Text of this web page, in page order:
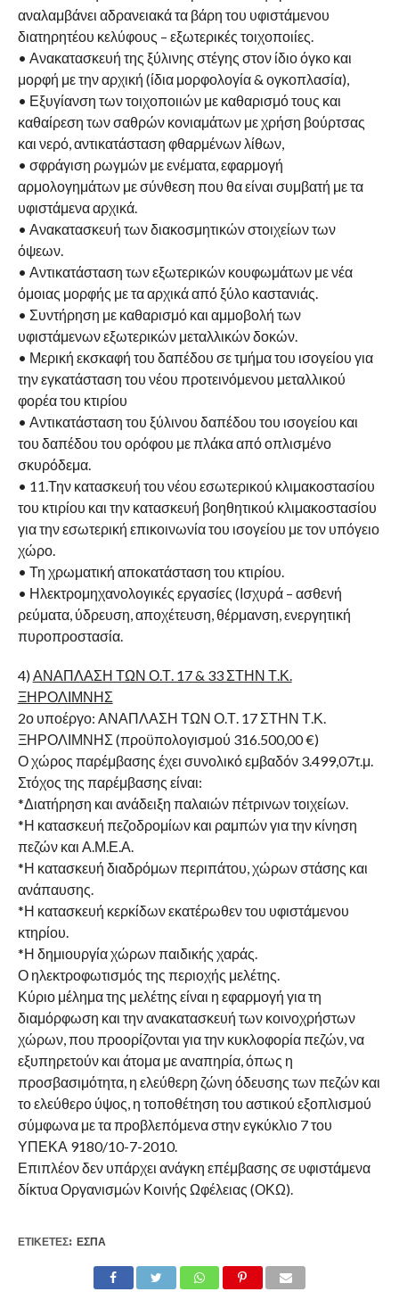
αναλαμβάνει αδρανειακά τα βάρη του υφιστάμενου
διατηρητέου κελύφους – εξωτερικές τοιχοποιίες.
• Ανακατασκευή της ξύλινης στέγης στον ίδιο όγκο και
μορφή με την αρχική (ίδια μορφολογία & ογκοπλασία),
• Εξυγίανση των τοιχοποιιών με καθαρισμό τους και
καθαίρεση των σαθρών κονιαμάτων με χρήση βούρτσας
και νερό, αντικατάσταση φθαρμένων λίθων,
• σφράγιση ρωγμών με ενέματα, εφαρμογή
αρμολογημάτων με σύνθεση που θα είναι συμβατή με τα
υφιστάμενα αρχικά.
• Ανακατασκευή των διακοσμητικών στοιχείων των
όψεων.
• Αντικατάσταση των εξωτερικών κουφωμάτων με νέα
όμοιας μορφής με τα αρχικά από ξύλο καστανιάς.
• Συντήρηση με καθαρισμό και αμμοβολή των
υφιστάμενων εξωτερικών μεταλλικών δοκών.
• Μερική εκσκαφή του δαπέδου σε τμήμα του ισογείου για
την εγκατάσταση του νέου προτεινόμενου μεταλλικού
φορέα του κτιρίου
• Αντικατάσταση του ξύλινου δαπέδου του ισογείου και
του δαπέδου του ορόφου με πλάκα από οπλισμένο
σκυρόδεμα.
• 11.Την κατασκευή του νέου εσωτερικού κλιμακοστασίου
του κτιρίου και την κατασκευή βοηθητικού κλιμακοστασίου
για την εσωτερική επικοινωνία του ισογείου με τον υπόγειο
χώρο.
• Τη χρωματική αποκατάσταση του κτιρίου.
• Ηλεκτρομηχανολογικές εργασίες (Ισχυρά – ασθενή
ρεύματα, ύδρευση, αποχέτευση, θέρμανση, ενεργητική
πυροπροστασία.
4)ΑΝΑΠΛΑΣΗ ΤΩΝ Ο.Τ. 17 & 33 ΣΤΗΝ Τ.Κ.
ΞΗΡΟΛΙΜΝΗΣ
2ο υποέργο: ΑΝΑΠΛΑΣΗ ΤΩΝ Ο.Τ. 17 ΣΤΗΝ Τ.Κ.
ΞΗΡΟΛΙΜΝΗΣ (προϋπολογισμού 316.500,00 €)
Ο χώρος παρέμβασης έχει συνολικό εμβαδόν 3.499,07τ.μ.
Στόχος της παρέμβασης είναι:
*Διατήρηση και ανάδειξη παλαιών πέτρινων τοιχείων.
*Η κατασκευή πεζοδρομίων και ραμπών για την κίνηση
πεζών και Α.Μ.Ε.Α.
*Η κατασκευή διαδρόμων περιπάτου, χώρων στάσης και
ανάπαυσης.
*Η κατασκευή κερκίδων εκατέρωθεν του υφιστάμενου
κτηρίου.
*Η δημιουργία χώρων παιδικής χαράς.
Ο ηλεκτροφωτισμός της περιοχής μελέτης.
Κύριο μέλημα της μελέτης είναι η εφαρμογή για τη
διαμόρφωση και την ανακατασκευή των κοινοχρήστων
χώρων, που προορίζονται για την κυκλοφορία πεζών, να
εξυπηρετούν και άτομα με αναπηρία, όπως η
προσβασιμότητα, η ελεύθερη ζώνη όδευσης των πεζών και
το ελεύθερο ύψος, η τοποθέτηση του αστικού εξοπλισμού
σύμφωνα με τα προβλεπόμενα στην εγκύκλιο 7 του
ΥΠΕΚΑ 9180/10-7-2010.
Επιπλέον δεν υπάρχει ανάγκη επέμβασης σε υφιστάμενα
δίκτυα Οργανισμών Κοινής Ωφέλειας (ΟΚΩ).
ΕΤΙΚΕΤΕΣ: ΕΣΠΑ